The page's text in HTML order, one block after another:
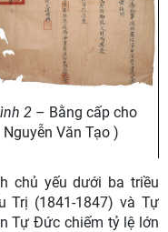
2 – Bằng cấp cho
Nguyễn Văn Tạo )
chủ yếu dưới ba triều
Trị (1841-1847) và Tự
Tự Đức chiếm tỷ lệ lớn